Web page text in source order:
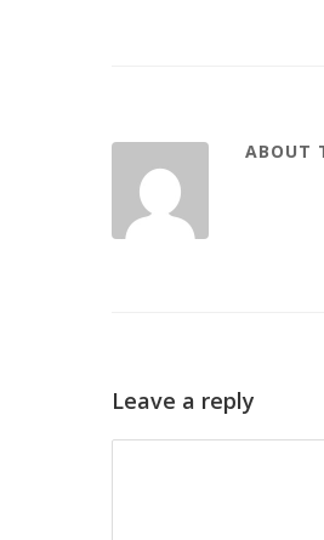
ABOUT
Leave a reply